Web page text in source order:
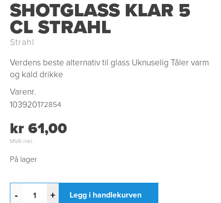
SHOTGLASS KLAR 5
CL STRAHL
Strahl
Verdens beste alternativ til glass Uknuselig Tåler varm
og kald drikke
Varenr.
103920172854
kr 61,00
MVA inkl.
På lager
- + Legg i handlekurven